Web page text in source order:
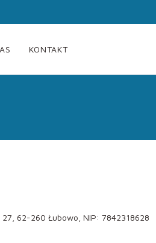
KONTAKT
62-260 Łubowo, NIP: 7842318628